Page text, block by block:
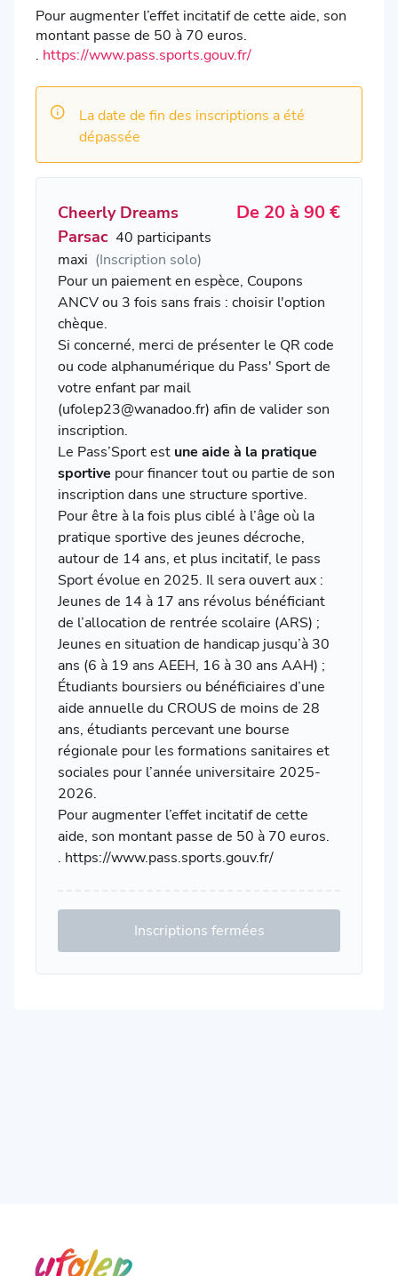
Pour augmenter l’effet incitatif de cette aide, son
montant passe de 50 à 70 euros.
. https://www.pass.sports.gouv.fr/
La date de fin des inscriptions a été
dépassée
Cheerly Dreams
Parsac 40 participants
maxi (Inscription solo)
De 20 à 90 €
Pour un paiement en espèce, Coupons
ANCV ou 3 fois sans frais : choisir l'option
chèque.
Si concerné, merci de présenter le QR code
ou code alphanumérique du Pass' Sport de
votre enfant par mail
(ufolep23@wanadoo.fr) afin de valider son
inscription.
Le Pass’Sport est une aide à la pratique
sportive pour financer tout ou partie de son
inscription dans une structure sportive.
Pour être à la fois plus ciblé à l’âge où la
pratique sportive des jeunes décroche,
autour de 14 ans, et plus incitatif, le pass
Sport évolue en 2025. Il sera ouvert aux :
Jeunes de 14 à 17 ans révolus bénéficiant
de l’allocation de rentrée scolaire (ARS) ;
Jeunes en situation de handicap jusqu’à 30
ans (6 à 19 ans AEEH, 16 à 30 ans AAH) ;
Étudiants boursiers ou bénéficiaires d’une
aide annuelle du CROUS de moins de 28
ans, étudiants percevant une bourse
régionale pour les formations sanitaires et
sociales pour l’année universitaire 2025-
2026.
Pour augmenter l’effet incitatif de cette
aide, son montant passe de 50 à 70 euros.
. https://www.pass.sports.gouv.fr/
Inscriptions fermées